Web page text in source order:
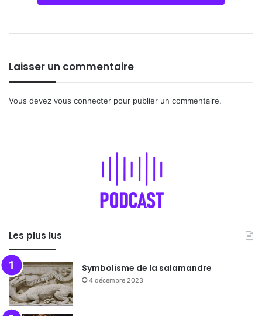
Laisser un commentaire
Vous devez vous connecter pour publier un commentaire.
Les plus lus
Symbolisme de la salamandre
4 décembre 2023